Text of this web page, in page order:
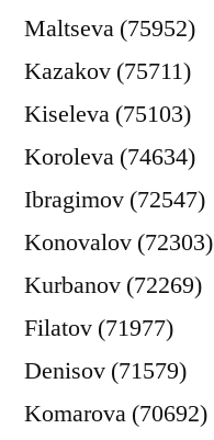
Maltseva (75952)
Kazakov (75711)
Kiseleva (75103)
Koroleva (74634)
Ibragimov (72547)
Konovalov (72303)
Kurbanov (72269)
Filatov (71977)
Denisov (71579)
Komarova (70692)